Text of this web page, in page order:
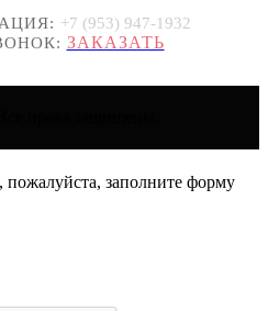
+7 (953) 947-1932
ЗАКАЗАТЬ
пожалуйста, заполните форму